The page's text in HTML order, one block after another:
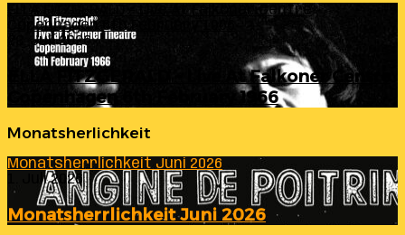
ELLA FITZGERALD – Live At Falkoner Centre
Copenhagen 6th February 1966
23. Juli 2026
ELLA FITZGERALD – Live At Falkoner Centre
Copenhagen 6th February 1966
Monatsherlichkeit
Monatsherrlichkeit Juni 2026
1. Juli 2026
Monatsherrlichkeit Juni 2026